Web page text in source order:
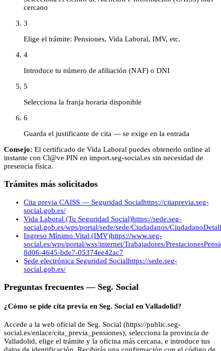
cercano
3
Elige el trámite: Pensiones, Vida Laboral, IMV, etc.
4
Introduce tu número de afiliación (NAF) o DNI
5
Selecciona la franja horaria disponible
6
Guarda el justificante de cita — se exige en la entrada
Consejo: El certificado de Vida Laboral puedes obtenerlo online al
instante con Cl@ve PIN en import.seg-social.es sin necesidad de
presencia física.
Trámites más solicitados
Cita previa CAISS — Seguridad Socialhttps://citaprevia.seg-
social.gob.es/
Vida Laboral (Tu Seguridad Social)https://sede.seg-
social.gob.es/wps/portal/sede/sede/Ciudadanos/
Ingreso Mínimo Vital (IMV)https://www.seg-
social.es/wps/portal/wss/internet/Trabajadores/
8d06-4645-bde7-05374ee42ac7
Sede electrónica Seguridad Socialhttps://sede.seg-
social.gob.es/
Preguntas frecuentes — Seg. Social
¿Cómo se pide cita previa en Seg. Social en Valladolid?
Accede a la web oficial de Seg. Social (https://public.seg-
social.es/enlace/cita_previa_pensiones), selecciona la provincia de
Valladolid, elige el trámite y la oficina más cercana, e introduce tus